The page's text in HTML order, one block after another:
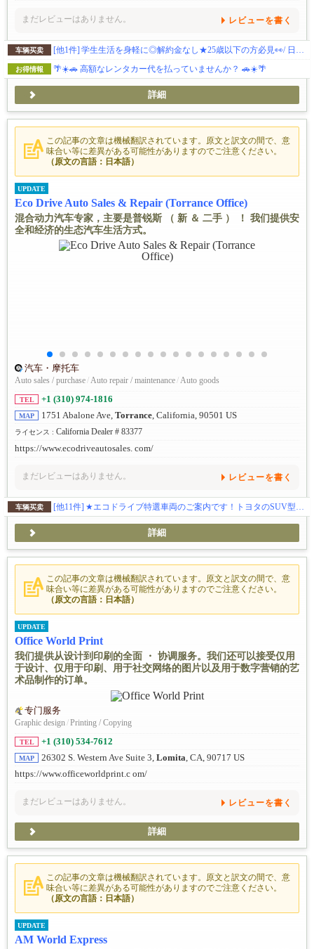
まだレビューはありません。 レビューを書く
车辆买卖 [他1件] 学生生活を身軽に◎解約金なし★25歳以下の方必見👀/ 日本語対応 / メンテナンス費用込/プリウスの燃費◎経済的に使える！
お得情報 🌴☀️🚗 高額なレンタカー代を払っていませんか？ 🚗☀️🌴
詳細
この記事の文章は機械翻訳されています。原文と訳文の間で、意
味合い等に差異がある可能性がありますのでご注意ください。
（原文の言語：日本語）
UPDATE
Eco Drive Auto Sales & Repair (Torrance Office)
混合动力汽车专家，主要是普锐斯 （ 新 ＆ 二手 ） ！ 我们提供安
全和经济的生态汽车生活方式。
汽车・摩托车
Auto sales / purchase/Auto repair / maintenance/Auto goods
TEL +1 (310) 974-1816
MAP 1751 Abalone Ave, Torrance, California, 90501 US
ライセンス : California Dealer # 83377
https://www.ecodriveautosales. com/
まだレビューはありません。 レビューを書く
车辆买卖 [他11件] ★エコドライブ特選車両のご案内です！トヨタのSUV型電気自動車！ 車両詳細＆試乗のお申込みはトーランス店までご連絡下さい 310-974-1816 TEL / 424-377-2677 テキストです。
詳細
この記事の文章は機械翻訳されています。原文と訳文の間で、意
味合い等に差異がある可能性がありますのでご注意ください。
（原文の言語：日本語）
UPDATE
Office World Print
我们提供从设计到印刷的全面 ・ 协调服务。我们还可以接受仅用
于设计、仅用于印刷、用于社交网络的图片以及用于数字营销的艺
术品制作的订单。
专门服务
Graphic design/Printing / Copying
TEL +1 (310) 534-7612
MAP 26302 S. Western Ave Suite 3, Lomita, CA, 90717 US
https://www.officeworldprint.c om/
まだレビューはありません。 レビューを書く
詳細
この記事の文章は機械翻訳されています。原文と訳文の間で、意
味合い等に差異がある可能性がありますのでご注意ください。
（原文の言語：日本語）
UPDATE
AM World Express